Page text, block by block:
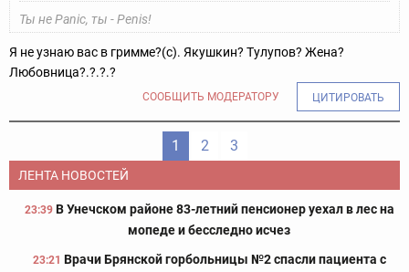
Ты не Panic, ты - Penis!
Я не узнаю вас в гримме?(с). Якушкин? Тулупов? Жена?
Любовница?.?.?.?
СООБЩИТЬ МОДЕРАТОРУ ЦИТИРОВАТЬ
1 2 3
ЛЕНТА НОВОСТЕЙ
23:39 В Унечском районе 83-летний пенсионер уехал в лес на
мопеде и бесследно исчез
23:21 Врачи Брянской горбольницы №2 спасли пациента с